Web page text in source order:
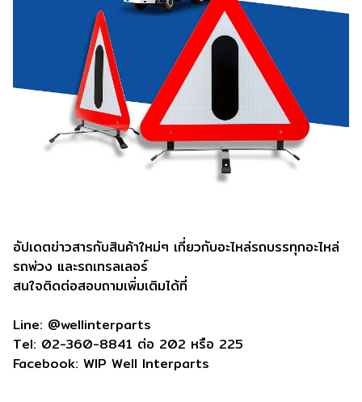
อัปเดตข่าวสารกับสินค้าใหม่ๆ เกี่ยวกับอะไหล่รถบรรทุกอะไหล่
รถพ่วง และรถเทรลเลอร์
สนใจติดต่อสอบถามเพิ่มเติมได้ที่
Line: @wellinterparts
Tel: 02-360-8841 ต่อ 202 หรือ 225
Facebook: WIP Well Interparts